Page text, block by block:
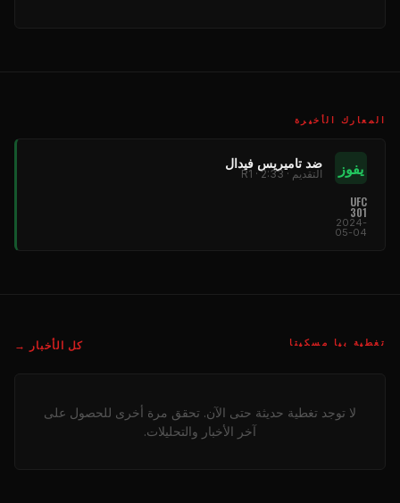
المعارك الأخيرة
يفوز ضد تاميريس فيدال
التقديم · R1 · 2:33
UFC
301
2024-
05-04
تغطية بيا مسكيتا كل الأخبار →
لا توجد تغطية حديثة حتى الآن. تحقق مرة أخرى للحصول على
آخر الأخبار والتحليلات.